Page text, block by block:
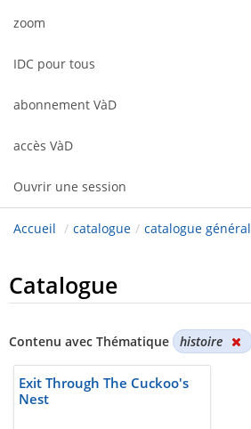
zoom
IDC pour tous
abonnement VàD
accès VàD
Ouvrir une session
Accueil / catalogue / catalogue général
Catalogue
Contenu avec Thématique histoire
Exit Through The Cuckoo's
Nest